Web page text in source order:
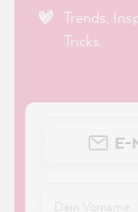
Trends,
Tricks.
E-